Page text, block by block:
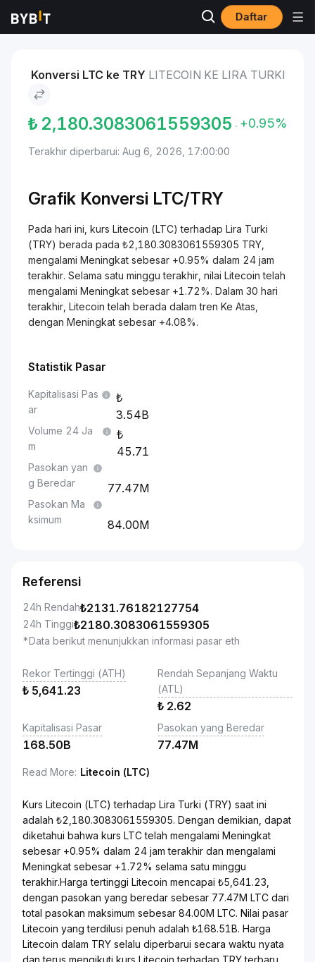
Daftar
Pasar Litecoin to Lira Turki
Konversi LTC ke TRY LITECOIN KE LIRA TURKI
₺ 2,180.3083061559305 +0.95%
Terakhir diperbarui: Aug 6, 2026, 17:00:00
Grafik Konversi LTC/TRY
Pada hari ini, kurs Litecoin (LTC) terhadap Lira Turki
(TRY) berada pada ₺2,180.3083061559305 TRY,
mengalami Meningkat sebesar +0.95% dalam 24 jam
terakhir. Selama satu minggu terakhir, nilai Litecoin telah
mengalami Meningkat sebesar +1.72%. Dalam 30 hari
terakhir, Litecoin telah berada dalam tren Ke Atas,
dengan Meningkat sebesar +4.08%.
Statistik Pasar
Kapitalisasi Pas
ar
3.54B
Volume 24 Ja
m
45.71
Pasokan yan
g Beredar
77.47M
Pasokan Ma
ksimum
84.00M
Referensi
24h Rendah₺2131.76182127754
24h Tinggi₺2180.3083061559305
*Data berikut menunjukkan informasi pasar eth
Rekor Tertinggi (ATH)
₺ 5,641.23
Rendah Sepanjang Waktu
(ATL)
₺ 2.62
Kapitalisasi Pasar
168.50B
Pasokan yang Beredar
77.47M
Read More: Litecoin (LTC)
Kurs Litecoin (LTC) terhadap Lira Turki (TRY) saat ini
adalah ₺2,180.3083061559305. Dengan demikian, dapat
diketahui bahwa kurs LTC telah mengalami Meningkat
sebesar +0.95% dalam 24 jam terakhir dan mengalami
Meningkat sebesar +1.72% selama satu minggu
terakhir.Harga tertinggi Litecoin mencapai ₺5,641.23,
dengan pasokan yang beredar sebesar 77.47M LTC dari
total pasokan maksimum sebesar 84.00M LTC. Nilai pasar
Litecoin yang terdilusi penuh adalah ₺168.51B. Harga
Litecoin dalam TRY selalu diperbarui secara waktu nyata
dan terus mengikuti kurs Litecoin terhadap TRY terbaru.